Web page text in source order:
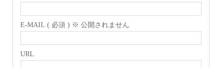
E-MAIL ( 必須 ) ※ 公開されません
URL